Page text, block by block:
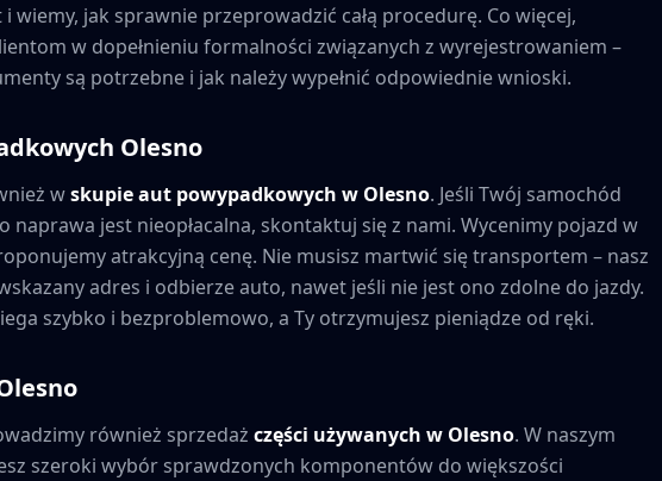
wiemy, jak sprawnie przeprowadzić całą procedurę. Co więcej,
w dopełnieniu formalności związanych z wyrejestrowaniem –
są potrzebne i jak należy wypełnić odpowiednie wnioski.
Olesno
wskupie aut powypadkowych w Olesno. Jeśli Twój samochód
naprawa jest nieopłacalna, skontaktuj się z nami. Wycenimy pojazd w
atrakcyjną cenę. Nie musisz martwić się transportem – nasz
adres i odbierze auto, nawet jeśli nie jest ono zdolne do jazdy.
szybko i bezproblemowo, a Ty otrzymujesz pieniądze od ręki.
również sprzedaż części używanych w Olesno. W naszym
szeroki wybór sprawdzonych komponentów do większości